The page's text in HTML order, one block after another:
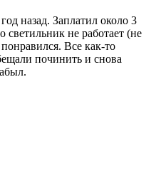
назад. Заплатил около 3
светильник не работает (не
Все как-то
починить и снова